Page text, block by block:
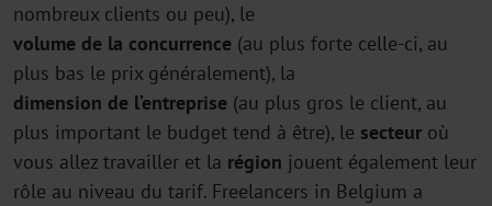
nombreux clients ou peu), le
volume de la concurrence (au plus forte celle-ci, au
plus bas le prix généralement), la
dimension de l’entreprise (au plus gros le client, au
plus important le budget tend à être), le secteur où
vous allez travailler et la région jouent également leur
rôle au niveau du tarif. Freelancers in Belgium a